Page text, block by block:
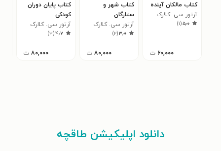
کتاب مالکان آینده
آرتور سی. کلارک
۵٫۰(۱)
۶۰,۰۰۰ ت
کتاب شهر و
ستارگان
آرتور سی. کلارک
۳٫۰(۲)
۸۰,۰۰۰ ت
کتاب پایان دوران
کودکی
آرتور سی. کلارک
۴٫۷(۳)
۸۰,۰۰۰ ت
دانلود اپلیکیشن طاقچه